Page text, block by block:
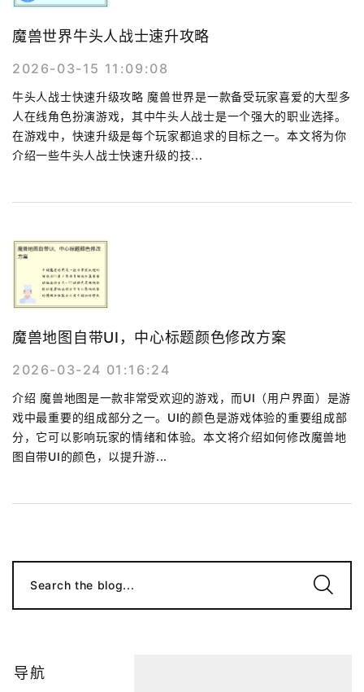
魔兽世界牛头人战士速升攻略
2026-03-15 11:09:08
牛头人战士快速升级攻略 魔兽世界是一款备受玩家喜爱的大型多
人在线角色扮演游戏，其中牛头人战士是一个强大的职业选择。
在游戏中，快速升级是每个玩家都追求的目标之一。本文将为你
介绍一些牛头人战士快速升级的技...
魔兽地图自带UI，中心标题颜色修改方案
2026-03-24 01:16:24
介绍 魔兽地图是一款非常受欢迎的游戏，而UI（用户界面）是游
戏中最重要的组成部分之一。UI的颜色是游戏体验的重要组成部
分，它可以影响玩家的情绪和体验。本文将介绍如何修改魔兽地
图自带UI的颜色，以提升游...
Search the blog...
导航